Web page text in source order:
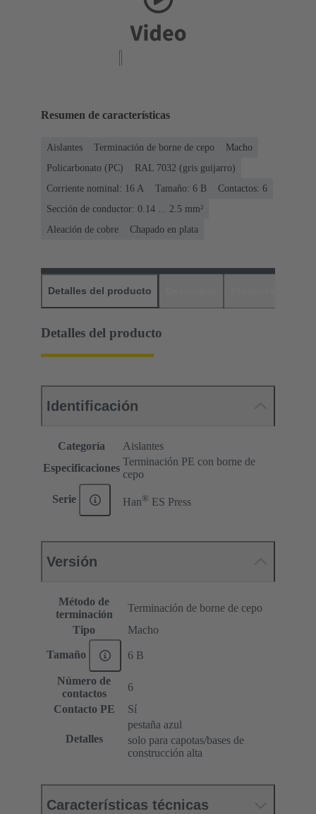
Resumen de características
Aislantes Terminación de borne de cepo
Macho
Policarbonato (PC)
RAL 7032 (gris guijarro)
Corriente nominal: ‌16 A
Tamaño: 6 B
Contactos: 6
Sección de conductor: 0.14 ... 2.5 mm²
Aleación de cobre
Chapado en plata
Detalles del producto
Detalles del producto
Identificación
Categoría
Aislantes
Especificaciones
Terminación PE con borne de
cepo
Serie Han® ES Press
Versión
Método de
terminación
Terminación de borne de cepo
Tipo
Macho
Tamaño 6 B
Número de
contactos
6
Contacto PE
Sí
Detalles
pestaña azul
solo para capotas/bases de
construcción alta
Características técnicas